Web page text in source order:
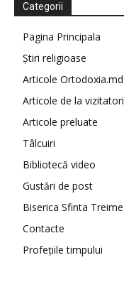
Categorii
Pagina Principala
Știri religioase
Articole Ortodoxia.md
Articole de la vizitatori
Articole preluate
Tâlcuiri
Bibliotecă video
Gustări de post
Biserica Sfinta Treime
Contacte
Profețiile timpului